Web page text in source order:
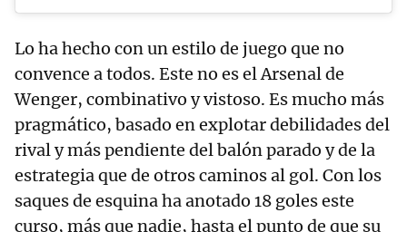
Lo ha hecho con un estilo de juego que no
convence a todos. Este no es el Arsenal de
Wenger, combinativo y vistoso. Es mucho más
pragmático, basado en explotar debilidades del
rival y más pendiente del balón parado y de la
estrategia que de otros caminos al gol. Con los
saques de esquina ha anotado 18 goles este
curso, más que nadie, hasta el punto de que su